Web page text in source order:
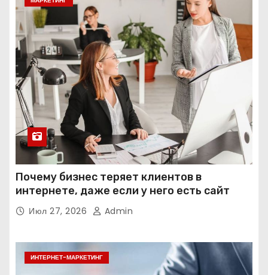
Почему бизнес теряет клиентов в
интернете, даже если у него есть сайт
Июл 27, 2026 Admin
ИНТЕРНЕТ-МАРКЕТИНГ